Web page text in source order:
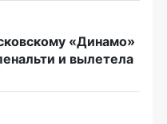
«Динамо»
и вылетела